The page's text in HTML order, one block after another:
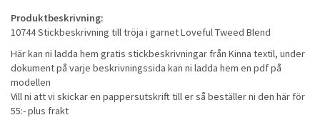
Produktbeskrivning:
10744 Stickbeskrivning till tröja i garnet Loveful Tweed Blend
Här kan ni ladda hem gratis stickbeskrivningar från Kinna textil, under
dokument på varje beskrivningssida kan ni ladda hem en pdf på
modellen
Vill ni att vi skickar en pappersutskrift till er så beställer ni den här för
55:- plus frakt